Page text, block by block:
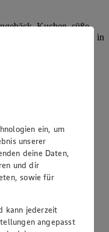
Kuchen, süße
dich täglich frisch in
ein, um
unserer
deine Daten,
und dir
sowie für
kann jederzeit
angepasst